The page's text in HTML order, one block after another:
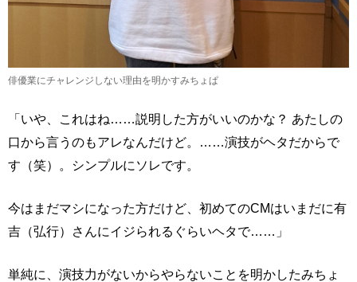
俳優業にチャレンジしない理由を明かすみちょぱ
「いや、これはね……説明した方がいいのかな？ あたしの
口から言うのもアレなんだけど。……演技がヘタだからで
す（笑）。シンプルにソレです。
今はまだマシになった方だけど、初めてのCMはいまだに有
吉（弘行）さんにイジられるぐらいヘタで……」
単純に、演技力がないからやらないことを明かしたみちょ